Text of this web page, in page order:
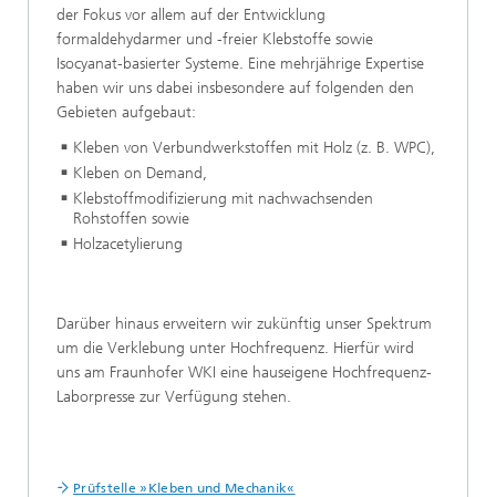
der Fokus vor allem auf der Entwicklung
formaldehydarmer und -freier Klebstoffe sowie
Isocyanat-basierter Systeme. Eine mehrjährige Expertise
haben wir uns dabei insbesondere auf folgenden den
Gebieten aufgebaut:
Kleben von Verbundwerkstoffen mit Holz (z. B. WPC),
Kleben on Demand,
Klebstoffmodifizierung mit nachwachsenden
Rohstoffen sowie
Holzacetylierung
Darüber hinaus erweitern wir zukünftig unser Spektrum
um die Verklebung unter Hochfrequenz. Hierfür wird
uns am Fraunhofer WKI eine hauseigene Hochfrequenz-
Laborpresse zur Verfügung stehen.
Prüfstelle »Kleben und Mechanik«